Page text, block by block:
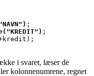
;
;
i svaret, læser de
kolonnenumrene, regnet